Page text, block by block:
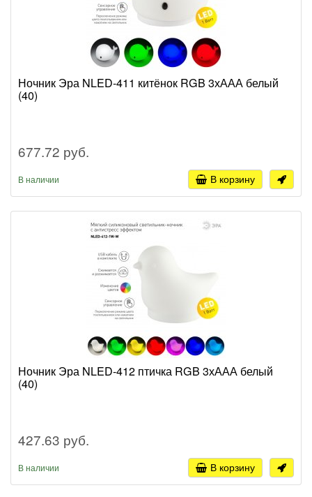
Ночник Эра NLED-411 китёнок RGB 3хААА белый
(40)
677.72 руб.
В наличии В корзину
Ночник Эра NLED-412 птичка RGB 3хААА белый
(40)
427.63 руб.
В наличии В корзину